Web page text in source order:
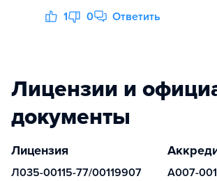
1 0 Ответить
Лицензии и
документы
Лицензия
Л035-00115-77/00119907
А007-